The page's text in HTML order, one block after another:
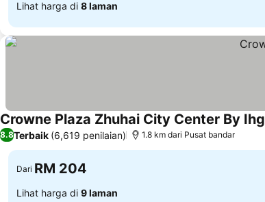
Lihat harga di 8 laman
Crowne Plaza Zhuhai City Center By Ihg
8.8Terbaik (6,619 penilaian) 1.8 km dari Pusat bandar
Dari RM 204
Lihat harga di 9 laman